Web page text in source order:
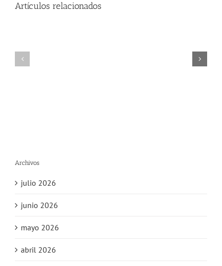
Artículos relacionados
Archivos
julio 2026
junio 2026
mayo 2026
abril 2026